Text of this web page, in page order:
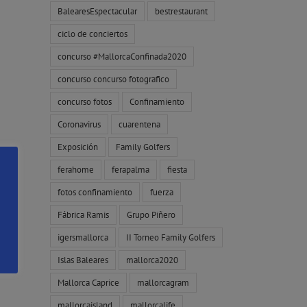
BalearesEspectacular bestrestaurant
ciclo de conciertos
concurso #MallorcaConfinada2020
concurso concurso fotografico
concurso fotos Confinamiento
Coronavirus cuarentena
Exposición Family Golfers
ferahome ferapalma fiesta
fotos confinamiento fuerza
Fábrica Ramis Grupo Piñero
igersmallorca II Torneo Family Golfers
Islas Baleares mallorca2020
Mallorca Caprice mallorcagram
mallorcaisland mallorcalife